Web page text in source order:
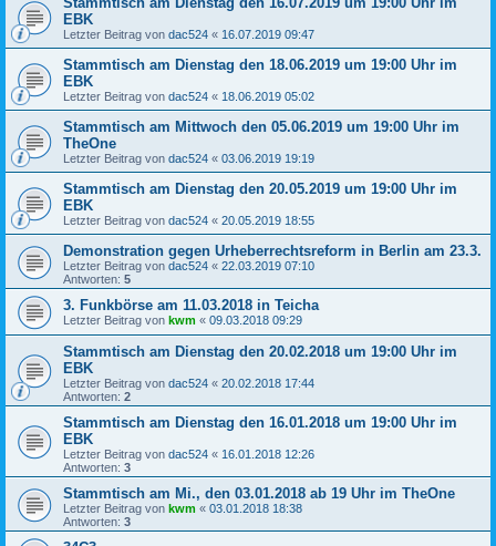
EBK
Letzter Beitrag von dac524 « 16.07.2019 09:47
Stammtisch am Dienstag den 18.06.2019 um 19:00 Uhr im
EBK
Letzter Beitrag von dac524 « 18.06.2019 05:02
Stammtisch am Mittwoch den 05.06.2019 um 19:00 Uhr im
TheOne
Letzter Beitrag von dac524 « 03.06.2019 19:19
Stammtisch am Dienstag den 20.05.2019 um 19:00 Uhr im
EBK
Letzter Beitrag von dac524 « 20.05.2019 18:55
Demonstration gegen Urheberrechtsreform in Berlin am 23.3.
Letzter Beitrag von dac524 « 22.03.2019 07:10
Antworten: 5
3. Funkbörse am 11.03.2018 in Teicha
Letzter Beitrag von kwm « 09.03.2018 09:29
Stammtisch am Dienstag den 20.02.2018 um 19:00 Uhr im
EBK
Letzter Beitrag von dac524 « 20.02.2018 17:44
Antworten: 2
Stammtisch am Dienstag den 16.01.2018 um 19:00 Uhr im
EBK
Letzter Beitrag von dac524 « 16.01.2018 12:26
Antworten: 3
Stammtisch am Mi., den 03.01.2018 ab 19 Uhr im TheOne
Letzter Beitrag von kwm « 03.01.2018 18:38
Antworten: 3